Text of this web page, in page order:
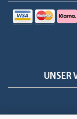
erwärmen mit
Sicken oder
montierten Form.
Vollverklebungen an
FachmannUNSER